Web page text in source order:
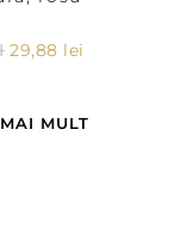
29,88 lei
MULT